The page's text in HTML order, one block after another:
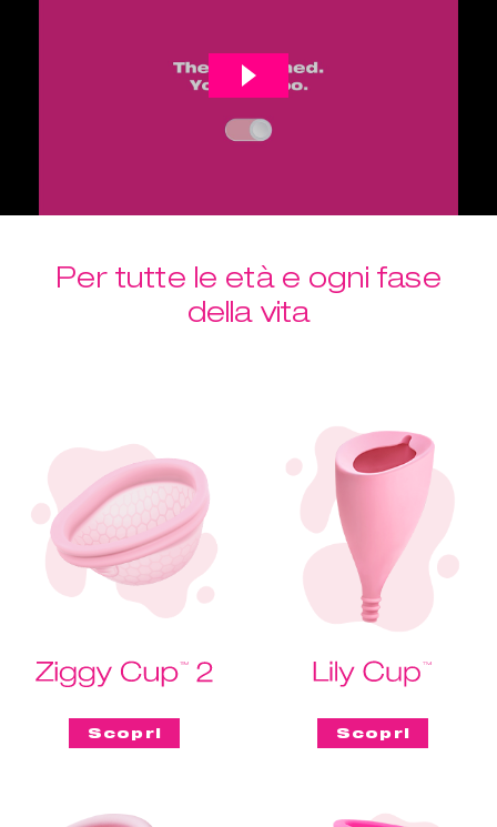
Per tutte le età e ogni fase
della vita
Scopri Scopri